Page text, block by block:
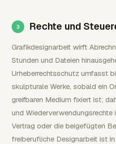
Rechte und
Grafikdesignarbeit wirft
Stunden und Dateien
Urheberrechtsschutz umfasst
skulpturale Werke, sobald ein
greifbaren Medium fixiert ist;
und Wiederverwendungsrechte
Vertrag oder die beigefügten
freiberufliche Designarbeit ist